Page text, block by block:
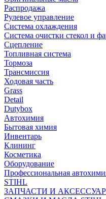
Распродажа
Рулевое управление
Система охлаждения
Система очистки стекол и
Сцепление
Топливная система
Тормоза
Трансмиссия
Ходовая часть
Grass
Detail
Dutybox
Автохимия
Бытовая химия
Инвентарь
Клининг
Косметика
Оборудование
Профессиональная
STIHL
ЗАПЧАСТИ И